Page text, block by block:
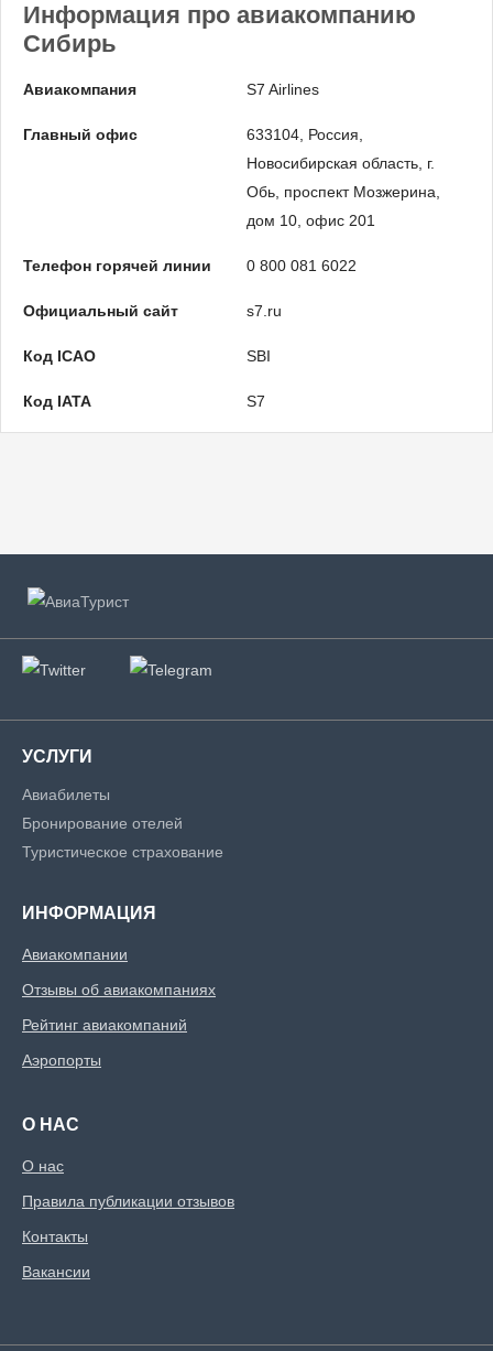
Информация про авиакомпанию
Сибирь
Авиакомпания S7 Airlines
Главный офис
633104, Россия,
Новосибирская область, г.
Обь, проспект Мозжерина,
дом 10, офис 201
Телефон горячей линии 0 800 081 6022
Официальный сайт s7.ru
Код ICAO SBI
Код IATA S7
УСЛУГИ
Авиабилеты
Бронирование отелей
Туристическое страхование
ИНФОРМАЦИЯ
Авиакомпании
Отзывы об авиакомпаниях
Рейтинг авиакомпаний
Аэропорты
О НАС
О нас
Правила публикации отзывов
Контакты
Вакансии